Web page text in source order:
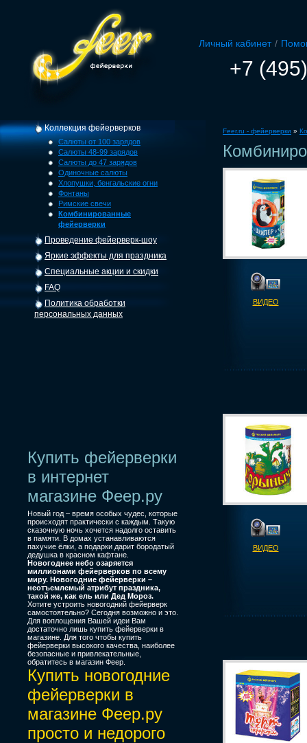
Личный кабинет /
+7
Коллекция фейерверков
Салюты от 100 зарядов
Салюты 48-99 зарядов
Салюты до 47 зарядов
Одиночные салюты
Хлопушки, бенгальские огни
Фонтаны
Римские свечи
Комбинированные
фейерверки
Проведение фейерверк-шоу
Яркие эффекты для праздника
Специальные акции и скидки
FAQ
Политика обработки
персональных данных
Купить фейерверки
в интернет
магазине Феер.ру
Новый год – время особых чудес, которые
происходят практически с каждым. Такую
сказочную ночь хочется надолго оставить
в памяти. В домах устанавливаются
пахучие ёлки, а подарки дарит бородатый
дедушка в красном кафтане.
Новогоднее небо озаряется
миллионами фейерверков по всему
миру. Новогодние фейерверки –
неотъемлемый атрибут праздника,
такой же, как ель или Дед Мороз.
Хотите устроить новогодний фейерверк
самостоятельно? Сегодня возможно и это.
Для воплощения Вашей идеи Вам
достаточно лишь купить фейерверки в
магазине. Для того чтобы купить
фейерверки высокого качества, наиболее
безопасные и привлекательные,
обратитесь в магазин Феер.
Купить новогодние
фейерверки в
магазине Феер.ру
просто и недорого
Feer.ru - фейерверки »
ВИДЕО
ВИДЕО